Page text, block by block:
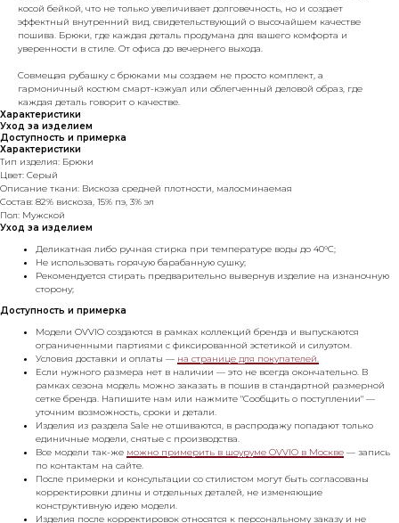
косой бейкой, что не только увеличивает долговечность, но и создает
эффектный внутренний вид, свидетельствующий о высочайшем качестве
пошива. Брюки, где каждая деталь продумана для вашего комфорта и
уверенности в стиле. От офиса до вечернего выхода.
Совмещая рубашку с брюками мы создаем не просто комплект, а
гармоничный костюм смарт-кэжуал или облегченный деловой образ, где
каждая деталь говорит о качестве.
Характеристики
Уход за изделием
Доступность и примерка
Характеристики
Тип изделия: Брюки
Цвет: Серый
Описание ткани: Вискоза средней плотности, малосминаемая
Состав: 82% вискоза, 15% пэ, 3% эл
Пол: Мужской
Уход за изделием
Деликатная либо ручная стирка при температуре воды до 40°C;
Не использовать горячую барабанную сушку;
Рекомендуется стирать предварительно вывернув изделие на изнаночную
сторону;
Доступность и примерка
Модели OVVIO создаются в рамках коллекций бренда и выпускаются
ограниченными партиями с фиксированной эстетикой и силуэтом.
Условия доставки и оплаты — на странице для покупателей.
Если нужного размера нет в наличии — это не всегда окончательно. В
рамках сезона модель можно заказать в пошив в стандартной размерной
сетке бренда. Напишите нам или нажмите "Сообщить о поступлении" —
уточним возможность, сроки и детали.
Изделия из раздела Sale не отшиваются, в распродажу попадают только
единичные модели, снятые с производства.
Все модели так-же можно примерить в шоуруме OVVIO в Москве — запись
по контактам на сайте.
После примерки и консультации со стилистом могут быть согласованы
корректировки длины и отдельных деталей, не изменяющие
конструктивную идею модели.
Изделия после корректировок относятся к персональному заказу и не